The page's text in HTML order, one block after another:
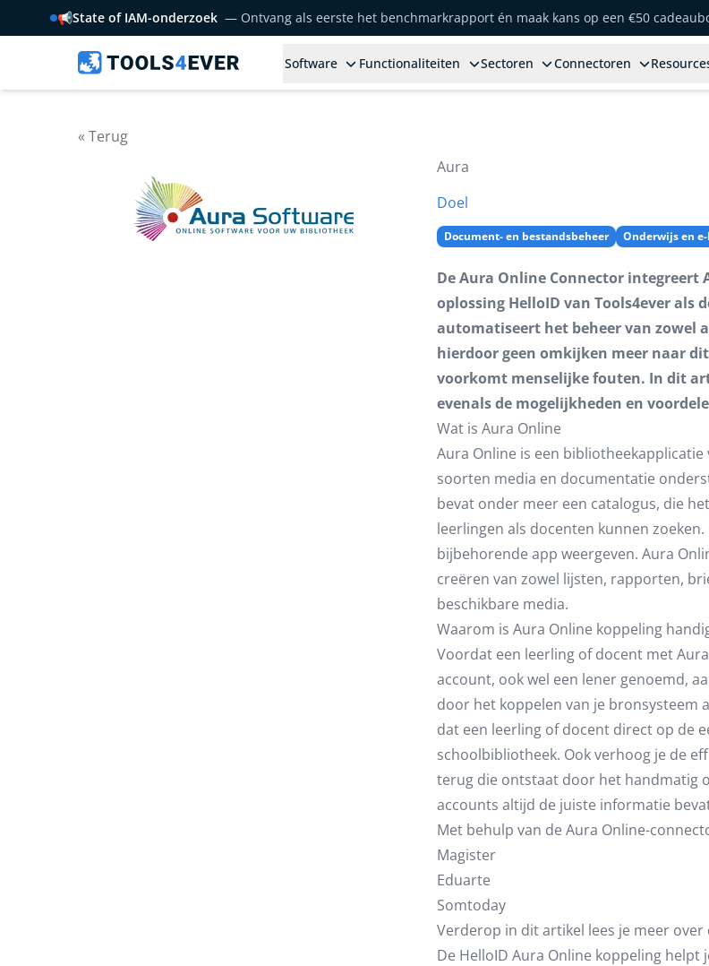
📢State of IAM-onderzoek — Ontvang als eerste het benchmarkrapport én maak kans op een €50
Software Functionaliteiten Sectoren Connectoren
« Terug
Aura
Doel
Document- en bestandsbeheer Onderwijs en
De Aura Online Connector integreert
oplossing HelloID van Tools4ever als
automatiseert het beheer van zowel
hierdoor geen omkijken meer naar
voorkomt menselijke fouten. In dit
evenals de mogelijkheden en
Wat is Aura Online
Aura Online is een
soorten media en documentatie
bevat onder meer een catalogus, die
leerlingen als docenten kunnen
bijbehorende app weergeven. Aura
creëren van zowel lijsten, rapporten,
beschikbare media.
Waarom is Aura Online koppeling
Voordat een leerling of docent met
account, ook wel een lener genoemd,
door het koppelen van je bronsysteem
dat een leerling of docent direct op de
schoolbibliotheek. Ook verhoog je de
terug die ontstaat door het handmatig
accounts altijd de juiste informatie
Met behulp van de Aura Online-
Magister
Eduarte
Somtoday
Verderop in dit artikel lees je meer over
De HelloID Aura Online koppeling helpt